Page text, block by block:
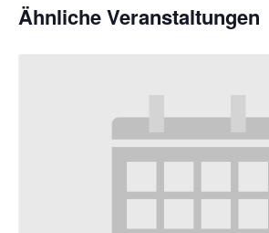
Ähnliche Veranstaltungen